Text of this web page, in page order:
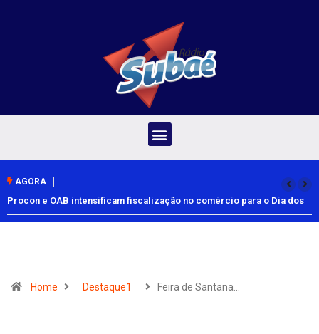
AGORA
Procon e OAB intensificam fiscalização no comércio para o Dia dos
Pais
Home Destaque1 Feira de Santana…